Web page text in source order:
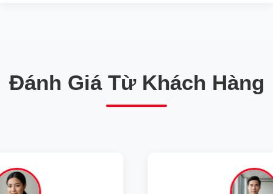
Đánh Giá Từ Khách Hàng